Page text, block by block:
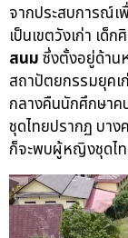
จากประสบการณ์เ
เป็นเขตวังเก่า เด็
สนมซึ่งตั้งอยู่ด้าน
สถาปัตยกรรมยุค
กลางคืนนักศึกษา
ชุดไทยปรากฏ บา
ก็จะพบผู้หญิงชุดไ